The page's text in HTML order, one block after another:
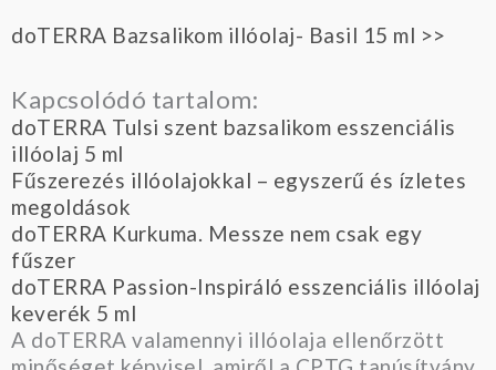
doTERRA Bazsalikom illóolaj- Basil 15 ml >>
Kapcsolódó tartalom:
doTERRA Tulsi szent bazsalikom esszenciális
illóolaj 5 ml
Fűszerezés illóolajokkal – egyszerű és ízletes
megoldások
doTERRA Kurkuma. Messze nem csak egy
fűszer
doTERRA Passion-Inspiráló esszenciális illóolaj
keverék 5 ml
A doTERRA valamennyi illóolaja ellenőrzött